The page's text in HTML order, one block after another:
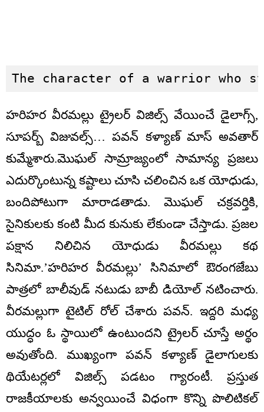
The character of a warrior who
హరిహర వీరమల్లు ట్రైలర్ విజిల్స్ వేయించే డైలాగ్స్,
సూపర్బ్ విజువల్స్… పవన్ కళ్యాణ్ మాస్ అవతార్
కుమ్మేశారు.మొఘల్ సామ్రాజ్యంలో సామాన్య ప్రజలు
ఎదుర్కొంటున్న కష్టాలు చూసి చలించిన ఒక యోధుడు,
బందిపోటుగా మారాడతాడు. మొఘల్ చక్రవర్తికి,
సైనికులకు కంటి మీద కునుకు లేకుండా చేస్తాడు. ప్రజల
పక్షాన నిలిచిన యోధుడు వీరమల్లు కథ
సినిమా.’హరిహర వీరమల్లు’ సినిమాలో ఔరంగజేబు
పాత్రలో బాలీవుడ్ నటుడు బాబీ డియోల్ నటించారు.
వీరమల్లుగా టైటిల్ రోల్ చేశారు పవన్. ఇద్దరి మధ్య
యుద్ధం ఓ స్థాయిలో ఉంటుందని ట్రైలర్ చూస్తే అర్థం
అవుతోంది. ముఖ్యంగా పవన్ కళ్యాణ్ డైలాగులకు
థియేటర్లలో విజిల్స్ పడటం గ్యారంటీ. ప్రస్తుత
రాజకీయాలకు అన్వయించే విధంగా కొన్ని పొలిటికల్